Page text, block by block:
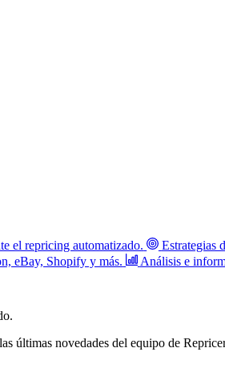
el repricing automatizado. Estrategias
eBay, Shopify y más. Análisis e
últimas novedades del equipo de